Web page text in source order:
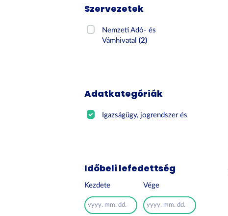
Szervezetek
Nemzeti Adó- és
Vámhivatal(2)
Adatkategóriák
Igazságügy, jogrendszer és ...
Időbeli lefedettség
Kezdete Vége